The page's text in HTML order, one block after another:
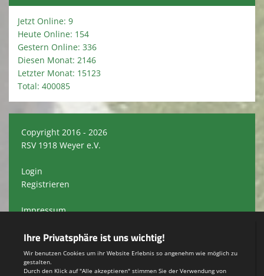
Jetzt Online: 9
Heute Online: 154
Gestern Online: 336
Diesen Monat: 2146
Letzter Monat: 15123
Total: 400085
Copyright 2016 - 2026
RSV 1918 Weyer e.V.
Login
Registrieren
Impressum
Teamsports 2
Dein Sportverein online